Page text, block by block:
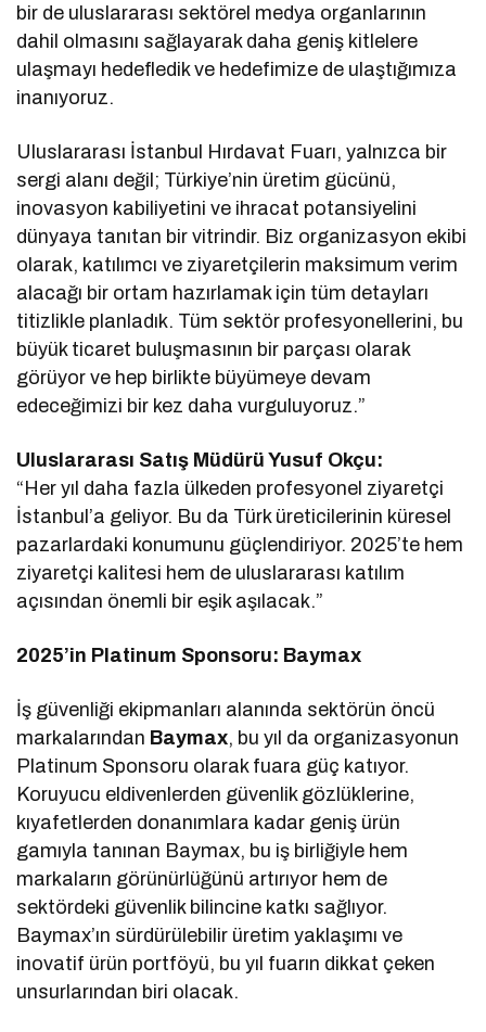
bir de uluslararası sektörel medya organlarının
dahil olmasını sağlayarak daha geniş kitlelere
ulaşmayı hedefledik ve hedefimize de ulaştığımıza
inanıyoruz.
Uluslararası İstanbul Hırdavat Fuarı, yalnızca bir
sergi alanı değil; Türkiye’nin üretim gücünü,
inovasyon kabiliyetini ve ihracat potansiyelini
dünyaya tanıtan bir vitrindir. Biz organizasyon ekibi
olarak, katılımcı ve ziyaretçilerin maksimum verim
alacağı bir ortam hazırlamak için tüm detayları
titizlikle planladık. Tüm sektör profesyonellerini, bu
büyük ticaret buluşmasının bir parçası olarak
görüyor ve hep birlikte büyümeye devam
edeceğimizi bir kez daha vurguluyoruz.”
Uluslararası Satış Müdürü Yusuf Okçu:
“Her yıl daha fazla ülkeden profesyonel ziyaretçi
İstanbul’a geliyor. Bu da Türk üreticilerinin küresel
pazarlardaki konumunu güçlendiriyor. 2025’te hem
ziyaretçi kalitesi hem de uluslararası katılım
açısından önemli bir eşik aşılacak.”
2025’in Platinum Sponsoru: Baymax
İş güvenliği ekipmanları alanında sektörün öncü
markalarından Baymax, bu yıl da organizasyonun
Platinum Sponsoru olarak fuara güç katıyor.
Koruyucu eldivenlerden güvenlik gözlüklerine,
kıyafetlerden donanımlara kadar geniş ürün
gamıyla tanınan Baymax, bu iş birliğiyle hem
markaların görünürlüğünü artırıyor hem de
sektördeki güvenlik bilincine katkı sağlıyor.
Baymax’ın sürdürülebilir üretim yaklaşımı ve
inovatif ürün portföyü, bu yıl fuarın dikkat çeken
unsurlarından biri olacak.